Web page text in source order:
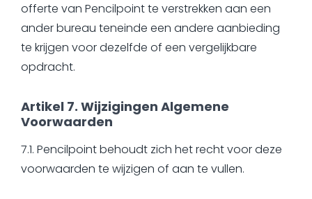
offerte van Pencilpoint te verstrekken aan een
ander bureau teneinde een andere aanbieding
te krijgen voor dezelfde of een vergelijkbare
opdracht.
Artikel 7. Wijzigingen Algemene
Voorwaarden
7.1. Pencilpoint behoudt zich het recht voor deze
voorwaarden te wijzigen of aan te vullen.